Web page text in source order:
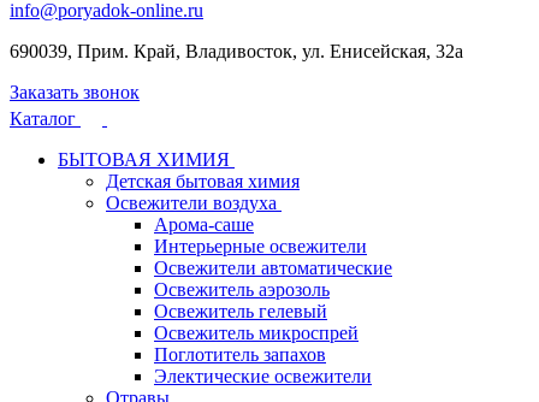
info@poryadok-online.ru
690039, Прим. Край, Владивосток, ул. Енисейская, 32а
Заказать звонок
Каталог
БЫТОВАЯ ХИМИЯ
Детская бытовая химия
Освежители воздуха
Арома-саше
Интерьерные освежители
Освежители автоматические
Освежитель аэрозоль
Освежитель гелевый
Освежитель микроспрей
Поглотитель запахов
Электические освежители
Отравы